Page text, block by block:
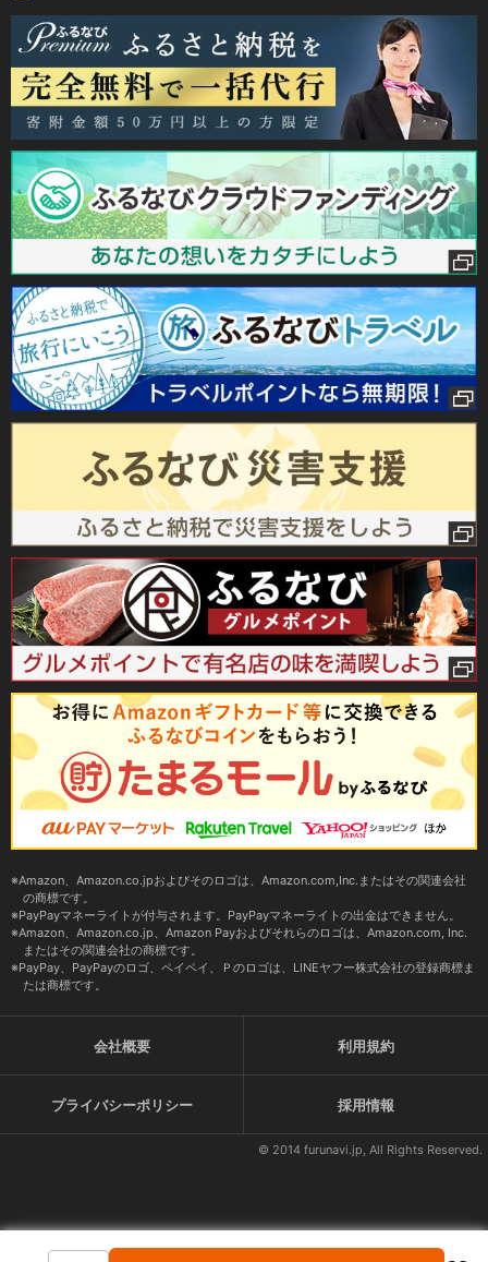
Amazon、Amazon.co.jpおよびそのロゴは、Amazon.com,Inc.またはその関連会社
の商標です。
PayPayマネーライトが付与されます。PayPayマネーライトの出金はできません。
Amazon、Amazon.co.jp、Amazon Payおよびそれらのロゴは、Amazon.com, Inc.
またはその関連会社の商標です。
PayPay、PayPayのロゴ、ペイペイ、Ｐのロゴは、LINEヤフー株式会社の登録商標ま
たは商標です。
会社概要 利用規約
プライバシーポリシー 採用情報
© 2014 furunavi.jp, All Rights Reserved.